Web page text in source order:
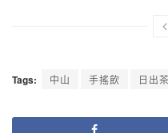
Tags: 中山 手搖飲 日出